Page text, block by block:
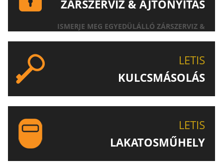
ZÁRSZERVIZ & AJTÓNYITÁS
ISMERJE MEG EGYEDÜLÁLLÓ ZÁRSZERVIZ &
LETIS
KULCSMÁSOLÁS
LETIS
LAKATOSMŰHELY